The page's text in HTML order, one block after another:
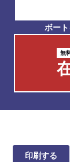
ボー
印刷する